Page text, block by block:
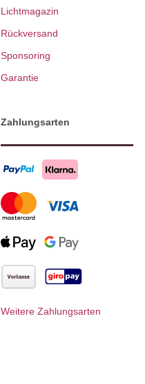
Lichtmagazin
Rückversand
Sponsoring
Garantie
Zahlungsarten
Weitere Zahlungsarten